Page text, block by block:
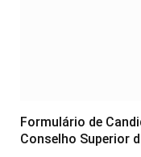
Formulário de
Conselho Superior